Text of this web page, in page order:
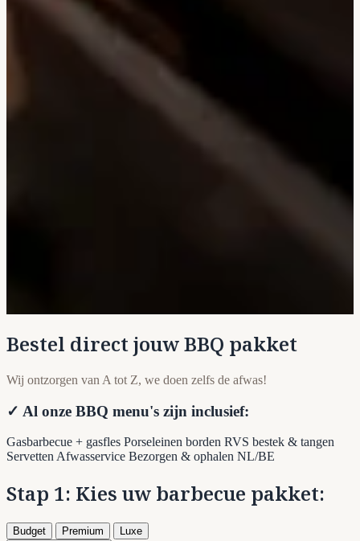
Bestel direct jouw BBQ pakket
Wij ontzorgen van A tot Z, we doen zelfs de afwas!
✓ Al onze BBQ menu's zijn inclusief:
Gasbarbecue + gasfles Porseleinen borden RVS bestek & tangen
ServettenAfwasservice Bezorgen & ophalen NL/BE
Stap 1: Kies uw barbecue pakket:
Budget Premium
Luxe